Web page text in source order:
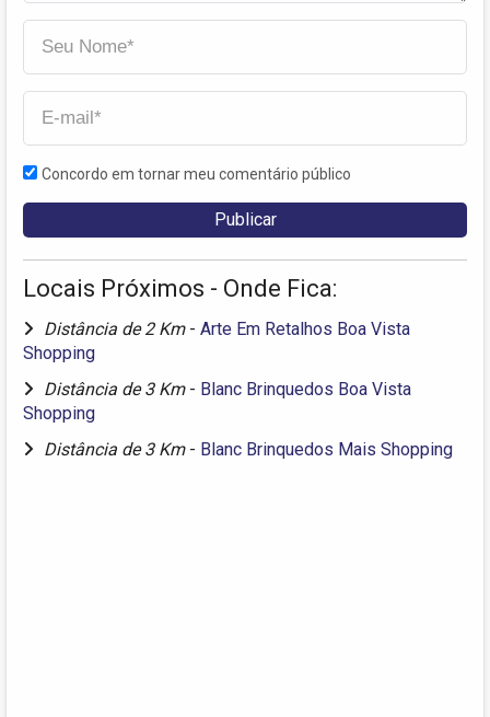
Concordo em tornar meu comentário público
Locais Próximos - Onde Fica:
Distância de 2 Km - Arte Em Retalhos Boa Vista
Shopping
Distância de 3 Km - Blanc Brinquedos Boa Vista
Shopping
Distância de 3 Km - Blanc Brinquedos Mais Shopping